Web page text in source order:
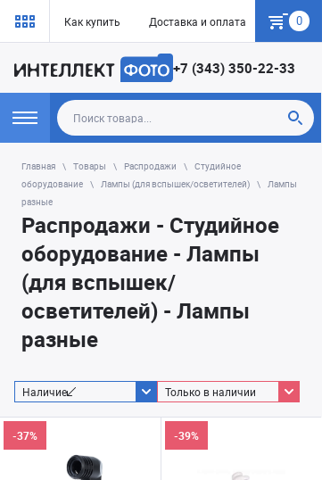
Как купить Доставка и оплата Гарантия
0
+7 (343) 350-22-33
Главная Товары Распродажи
Студийное
оборудование
Лампы (для вспышек/осветителей)
Лампы
разные
Распродажи - Студийное
оборудование - Лампы
(для вспышек/
осветителей) - Лампы
разные
Наличие Только в наличии
-37% -39%